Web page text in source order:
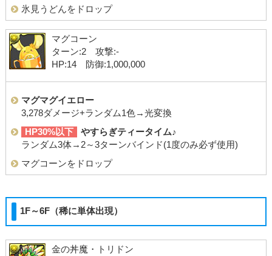
氷見うどんをドロップ
マグコーン
ターン:2 攻撃:-
HP:14 防御:1,000,000
マグマグイエロー
3,278ダメージ+ランダム1色→光変換
HP30%以下
やすらぎティータイム♪
ランダム3体→2～3ターンバインド(1度のみ必ず使用)
マグコーンをドロップ
1F～6F（稀に単体出現）
金の丼魔・トリドン